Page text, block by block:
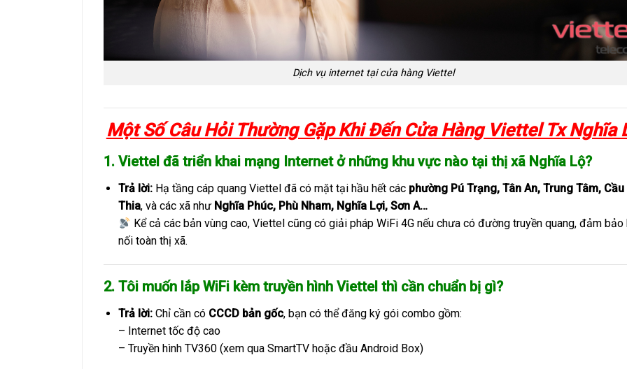
Dịch vụ internet tại cửa hàng Viettel
Một Số Câu Hỏi Thường Gặp Khi Đến Cửa Hàng Viettel Tx Nghĩa
1. Viettel đã triển khai mạng Internet ở những khu vực nào tại thị xã Nghĩa Lộ?
Trả lời:Hạ tầng cáp quang Viettel đã có mặt tại hầu hết các phường Pú Trạng, Tân An, Trung Tâm, Cầu
Thia, và các xã như Nghĩa Phúc, Phù Nham, Nghĩa Lợi, Sơn A…
Kể cả các bản vùng cao, Viettel cũng có giải pháp WiFi 4G nếu chưa có đường truyền quang, đảm bảo
nối toàn thị xã.
2. Tôi muốn lắp WiFi kèm truyền hình Viettel thì cần chuẩn bị gì?
Trả lời:Chỉ cần có CCCD bản gốc, bạn có thể đăng ký gói combo gồm:
– Internet tốc độ cao
– Truyền hình TV360 (xem qua SmartTV hoặc đầu Android Box)